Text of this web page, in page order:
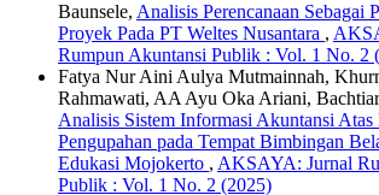
Baunsele, Analisis Perencanaan Sebagai
Proyek Pada PT Weltes Nusantara ,
Rumpun Akuntansi Publik : Vol. 1 No. 2
Fatya Nur Aini Aulya Mutmainnah,
Rahmawati, AA Ayu Oka Ariani,
Analisis Sistem Informasi Akuntansi Atas
Pengupahan pada Tempat Bimbingan
Edukasi Mojokerto , AKSAYA: Jurnal
Publik : Vol. 1 No. 2 (2025)